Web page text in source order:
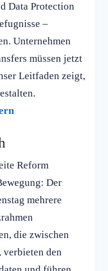
Data Protection
–
Unternehmen
müssen jetzt
Leitfaden zeigt,
Reform
Der
mehrere
die zwischen
den